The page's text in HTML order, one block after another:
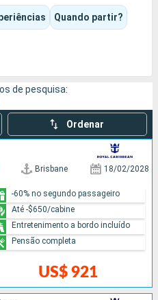
o itinerário, a
a cultura, a família ou
Quando partir?
de pesquisa:
Ordenar
Brisbane 18/02/2028
US$ 921
-60% no segundo passageiro
Até -$650/cabine
Entretenimento a bordo incluído
Pensão completa